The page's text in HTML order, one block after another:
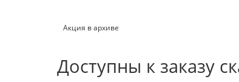
Акция в архиве
Доступны к заказу